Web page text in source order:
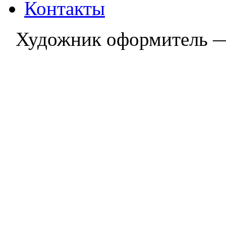
Контакты
Художник оформитель